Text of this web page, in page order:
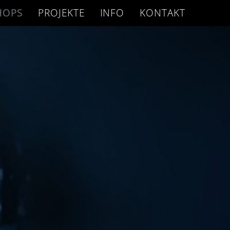
PROJEKTE INFO KONTAKT